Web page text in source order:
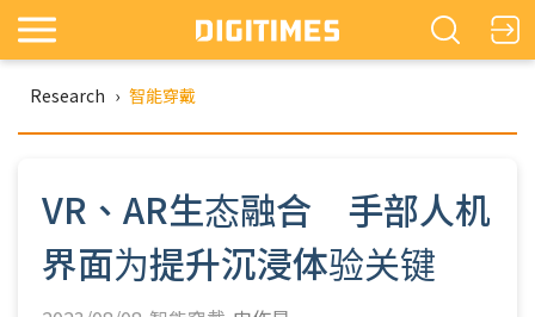
Research › 智能穿戴
VR、AR生态融合 手部人机
界面为提升沉浸体验关键